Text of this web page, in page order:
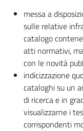
messa a
sulle relative
catalogo
atti normativi,
con le novità
indicizzazione
cataloghi su un
di ricerca e in
visualizzarne i
corrispondenti